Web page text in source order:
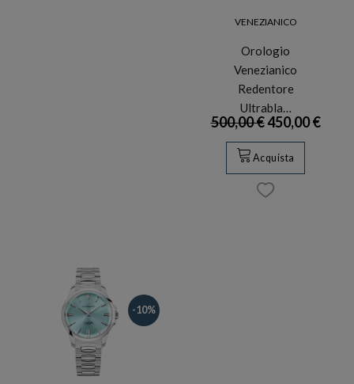
VENEZIANICO
Orologio
Venezianico
Redentore
Ultrabla…
500,00 €450,00 €
Acquista
-10%